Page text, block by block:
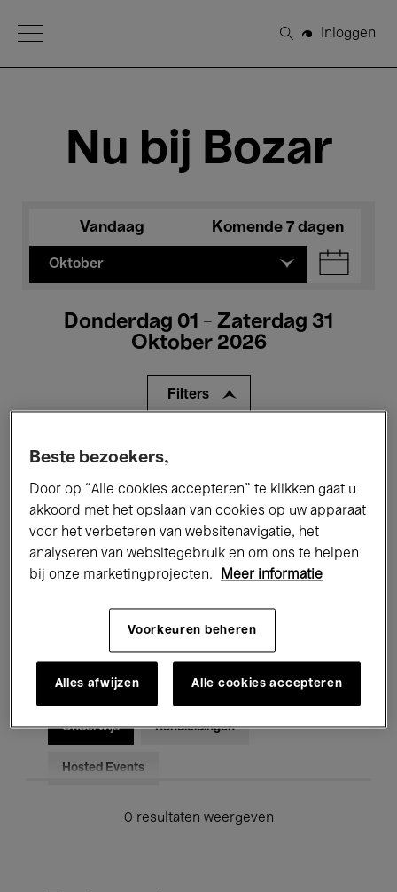
Open Menu
Zoeken
Inloggen
Nu bij Bozar
Vandaag Komende 7 dagen
Oktober
Donderdag 01 - Zaterdag 31
Oktober 2026
Filters
Alle evenementen
Tentoonstellingen Films
Performances Lezingen & Debatten
Jazz Klassieke Muziek Global Music
Voor iedereen Kids’ Palace
Onderwijs Rondleidingen
Hosted Events
0 resultaten weergeven
Beste bezoekers,
Door op “Alle cookies accepteren” te klikken gaat u
akkoord met het opslaan van cookies op uw apparaat
voor het verbeteren van websitenavigatie, het
analyseren van websitegebruik en om ons te helpen
bij onze marketingprojecten.
Meer informatie
Voorkeuren beheren
Alles afwijzen Alle cookies accepteren